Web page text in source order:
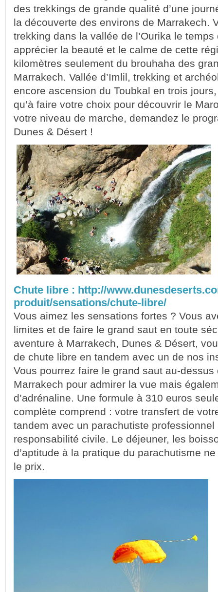
des trekkings de grande qualité d’une
la découverte des environs de Marrakech.
trekking dans la vallée de l’Ourika le temps
apprécier la beauté et le calme de cette
kilomètres seulement du brouhaha des
Marrakech. Vallée d’Imlil, trekking et
encore ascension du Toubkal en trois
qu’à faire votre choix pour découvrir le
votre niveau de marche, demandez le
Dunes & Désert !
Chute libre : http://
produit/sensations/chute-libre/
Vous aimez les sensations fortes ? Vous
limites et de faire le grand saut en toute
aventure à Marrakech, Dunes & Désert,
de chute libre en tandem avec un de nos
Vous pourrez faire le grand saut au-dessus
Marrakech pour admirer la vue mais
d’adrénaline. Une formule à 310 euros
complète comprend : votre transfert de
tandem avec un parachutiste professionnel
responsabilité civile. Le déjeuner, les
d’aptitude à la pratique du parachutisme
le prix.